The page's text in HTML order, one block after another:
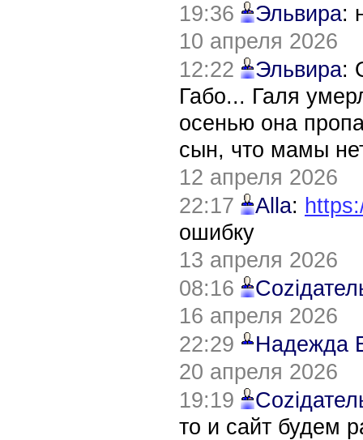
19:36
Эльвира:
10 апреля 2026
12:22
Эльвира:
Габо... Галя
осенью она
сын, что мамы
12 апреля 2026
22:17
Alla:
ошибку
13 апреля 2026
08:16
16 апреля 2026
22:29
Надежда
20 апреля 2026
19:19
то и сайт будем